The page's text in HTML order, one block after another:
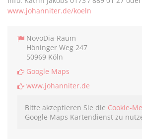
www.johanniter.de/koeln
NovoDia-Raum
Höninger Weg 247
50969 Köln
Google Maps
www.johanniter.de
Bitte akzeptieren Sie die Cookie-
Google Maps Kartendienst zu